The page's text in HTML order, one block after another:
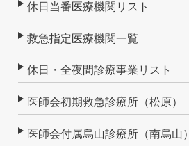
休日当番医療機関リスト
救急指定医療機関一覧
休日・全夜間診療事業リスト
医師会初期救急診療所（松原）
医師会付属烏山診療所（南烏山）